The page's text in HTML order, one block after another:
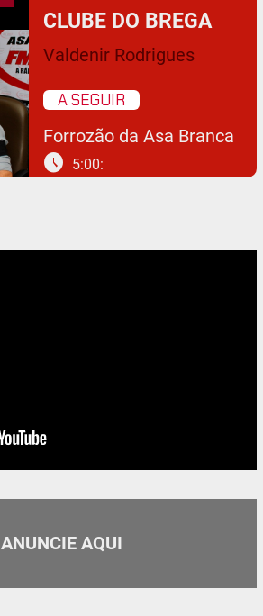
CLUBE DO BREGA
Valdenir Rodrigues
A SEGUIR
Forrozão da Asa Branca
schedule 5:00:
ANUNCIE AQUI